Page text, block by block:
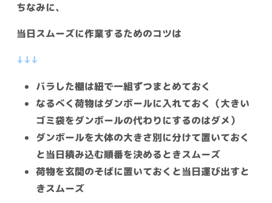
ちなみに、
当日スムーズに作業するためのコツは
↓↓↓
バラした棚は紐で一組ずつまとめておく
なるべく荷物はダンボールに入れておく（大きい
ゴミ袋をダンボールの代わりにするのはダメ）
ダンボールを大体の大きさ別に分けて置いておく
と当日積み込む順番を決めるときスムーズ
荷物を玄関のそばに置いておくと当日運び出すと
きスムーズ